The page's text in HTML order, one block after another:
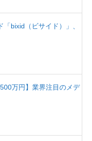
bixid（ビサイド）」、
万円】業界注目のメデ